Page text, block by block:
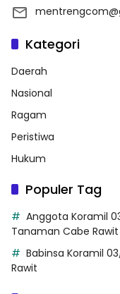
Kategori
Daerah
Nasional
Ragam
Peristiwa
Hukum
Populer Tag
Anggota Koramil
Tanaman Cabe Rawit
Babinsa Koramil
Rawit